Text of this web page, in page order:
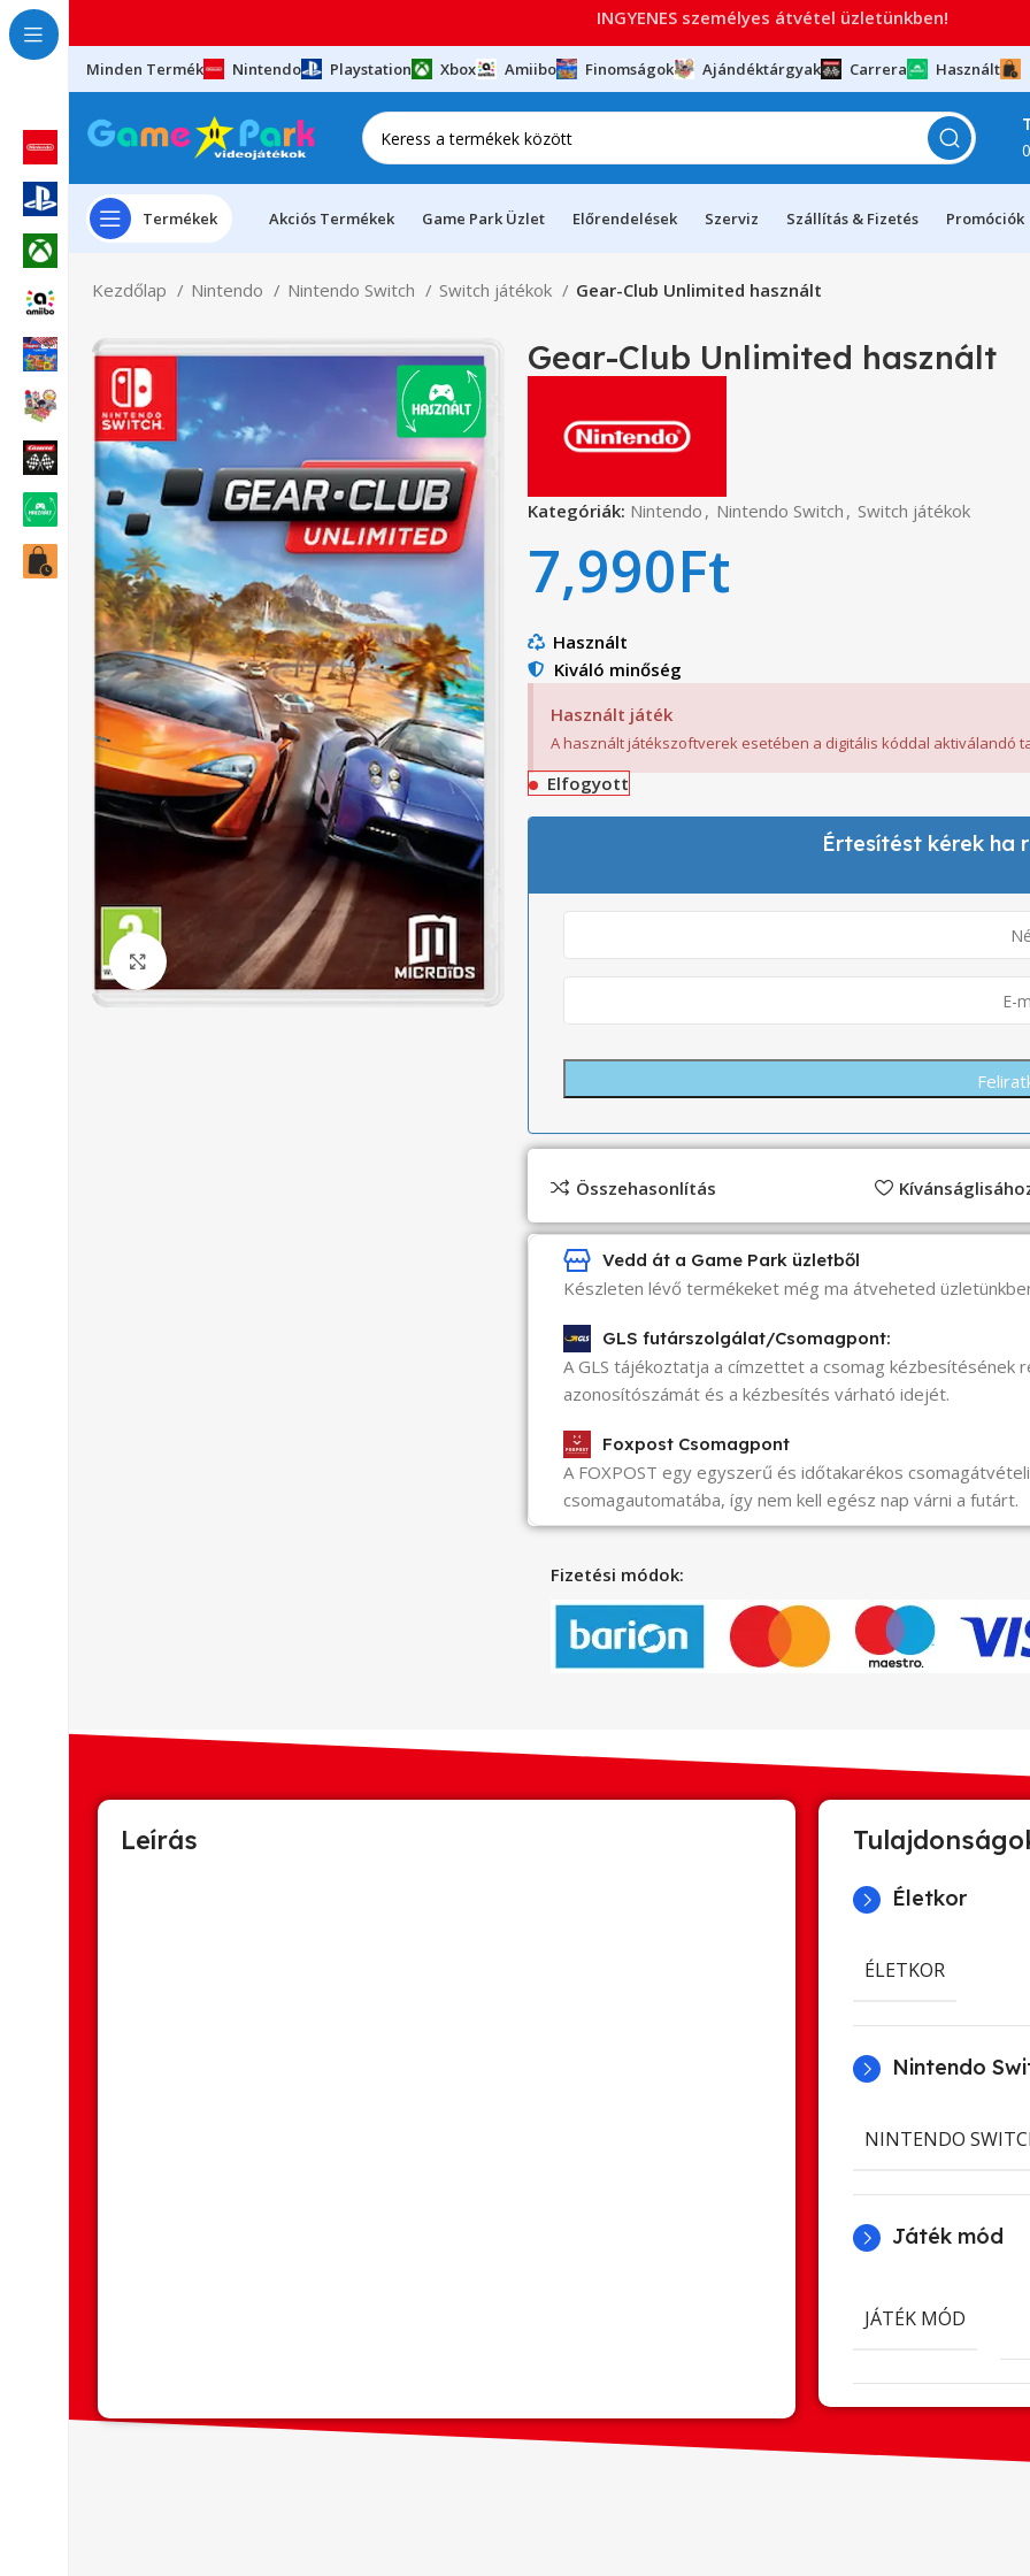
Minden Termék Nintendo Playstation Xbox Amiibo Finomságok Ajándéktárgyak Carrera Használt
Termékek Akciós Termékek Game Park Üzlet Előrendelések Szerviz Szállítás & Fizetés Promóciók
Kezdőlap Nintendo Nintendo Switch Switch játékok Gear-Club Unlimited használt
Click to enlarge
Gear-Club Unlimited használt
Kategóriák: Nintendo , Nintendo Switch , Switch játékok
7,990Ft
Használt
Kiváló minőség
Használt játék
A használt játékszoftverek esetében a digitális kóddal aktiválandó
Elfogyott
Értesítést kérek ha
Összehasonlítás
Vedd át a Game Park üzletből
Készleten lévő termékeket még ma átveheted
GLS futárszolgálat/Csomagpont:
A GLS tájékoztatja a címzettet a csomag kézbesítésének
azonosítószámát és a kézbesítés várható idejét.
Foxpost Csomagpont
A FOXPOST egy egyszerű és időtakarékos
csomagautomatába, így nem kell egész nap várni a futárt.
Fizetési módok:
Leírás
Életkor
ÉLETKOR
Nintendo
NINTENDO
Játék mód
JÁTÉK MÓD
INGYENES személyes átvétel üzletünkben!